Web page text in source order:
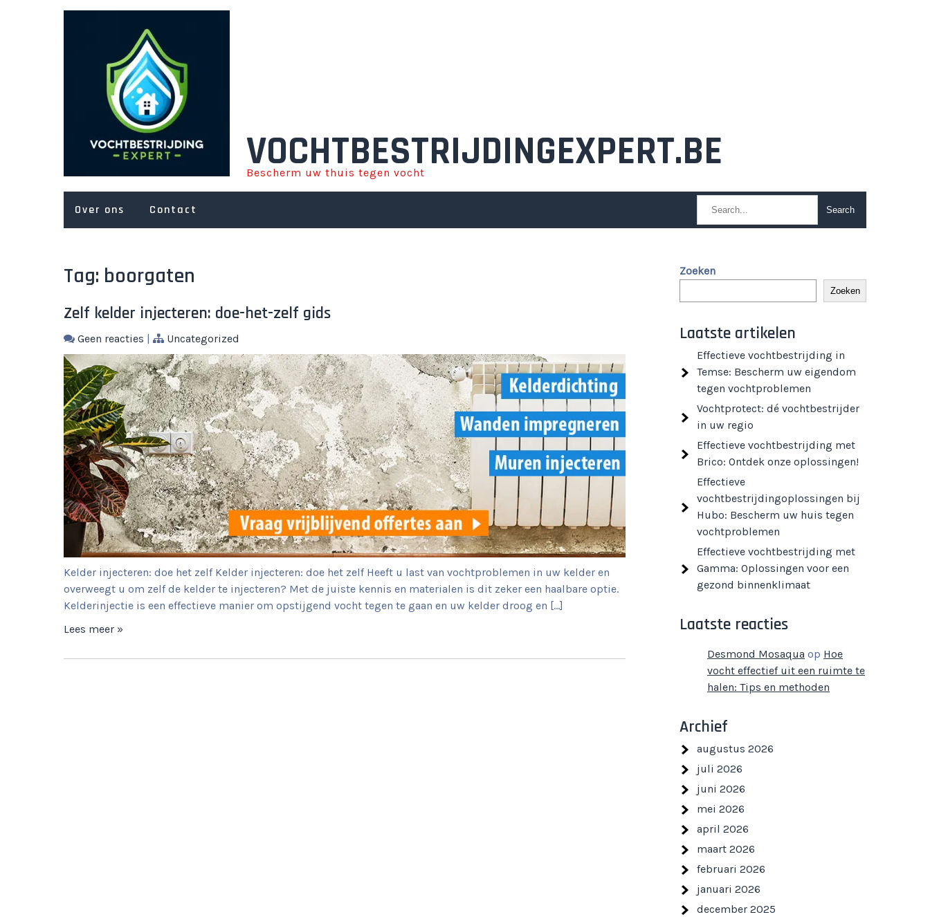
VOCHTBESTRIJDINGEXPERT.BE
Bescherm uw thuis tegen vocht
Over ons Contact
Tag: boorgaten
Zelf kelder injecteren: doe-het-zelf gids
Geen reacties | Uncategorized
Kelder injecteren: doe het zelf Kelder injecteren: doe het zelf Heeft u last van vochtproblemen in uw kelder en
overweegt u om zelf de kelder te injecteren? Met de juiste kennis en materialen is dit zeker een haalbare optie.
Kelderinjectie is een effectieve manier om opstijgend vocht tegen te gaan en uw kelder droog en […]
Lees meer »
Zoeken
Zoeken
Laatste artikelen
Effectieve vochtbestrijding in
Temse: Bescherm uw eigendom
tegen vochtproblemen
Vochtprotect: dé vochtbestrijder
in uw regio
Effectieve vochtbestrijding met
Brico: Ontdek onze oplossingen!
Effectieve
vochtbestrijdingoplossingen bij
Hubo: Bescherm uw huis tegen
vochtproblemen
Effectieve vochtbestrijding met
Gamma: Oplossingen voor een
gezond binnenklimaat
Laatste reacties
Desmond Mosaqua op Hoe
vocht effectief uit een ruimte te
halen: Tips en methoden
Archief
augustus 2026
juli 2026
juni 2026
mei 2026
april 2026
maart 2026
februari 2026
januari 2026
december 2025